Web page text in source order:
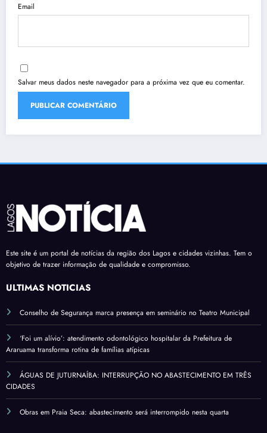
Email
Salvar meus dados neste navegador para a próxima vez que eu comentar.
Este site é um portal de notícias da região dos Lagos e cidades vizinhas. Tem o
objetivo de trazer informação de qualidade e compromisso.
ÚLTIMAS NOTÍCIAS
Conselho de Segurança marca presença em seminário no Teatro Municipal
‘Foi um alívio’: atendimento odontológico hospitalar da Prefeitura de
Araruama transforma rotina de famílias atípicas
ÁGUAS DE JUTURNAÍBA: INTERRUPÇÃO NO ABASTECIMENTO EM TRÊS
CIDADES
Obras em Praia Seca: abastecimento será interrompido nesta quarta